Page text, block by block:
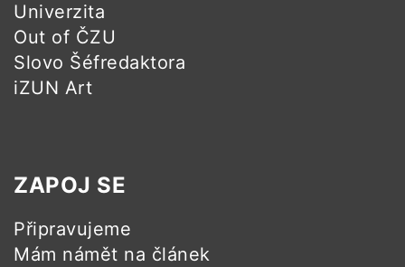
Univerzita
Out of ČZU
Slovo Šéfredaktora
iZUN Art
ZAPOJ SE
Připravujeme
Mám námět na článek